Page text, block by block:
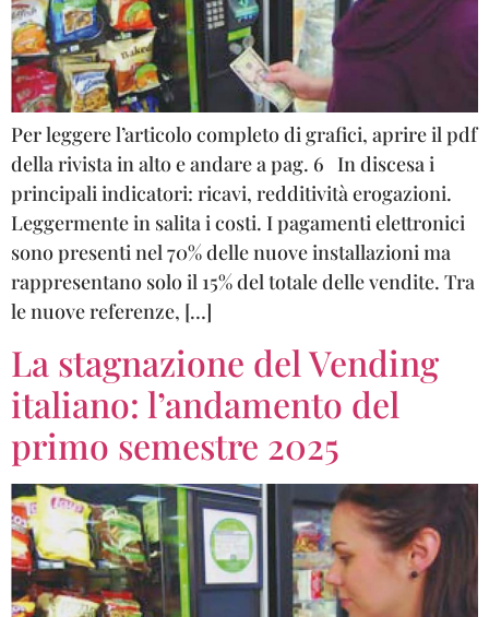
Per leggere l’articolo completo di grafici, aprire il pdf
della rivista in alto e andare a pag. 6 In discesa i
principali indicatori: ricavi, redditività erogazioni.
Leggermente in salita i costi. I pagamenti elettronici
sono presenti nel 70% delle nuove installazioni ma
rappresentano solo il 15% del totale delle vendite. Tra
le nuove referenze, […]
La stagnazione del Vending
italiano: l’andamento del
primo semestre 2025